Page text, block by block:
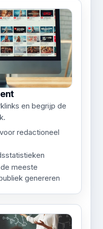
en begrijp de
redactioneel
meeste
genereren